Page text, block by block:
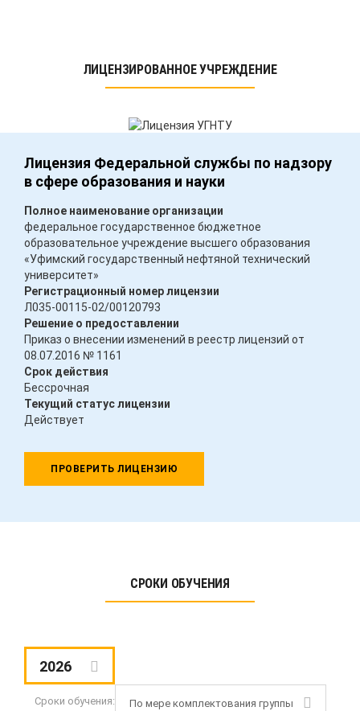
ЛИЦЕНЗИРОВАННОЕ УЧРЕЖДЕНИЕ
Лицензия Федеральной службы по надзору
в сфере образования и науки
Полное наименование организации
федеральное государственное бюджетное
образовательное учреждение высшего образования
«Уфимский государственный нефтяной технический
университет»
Регистрационный номер лицензии
Л035-00115-02/00120793
Решение о предоставлении
Приказ о внесении изменений в реестр лицензий от
08.07.2016 № 1161
Срок действия
Бессрочная
Текущий статус лицензии
Действует
ПРОВЕРИТЬ ЛИЦЕНЗИЮ
СРОКИ ОБУЧЕНИЯ
2026
Сроки обучения: По мере комплектования группы